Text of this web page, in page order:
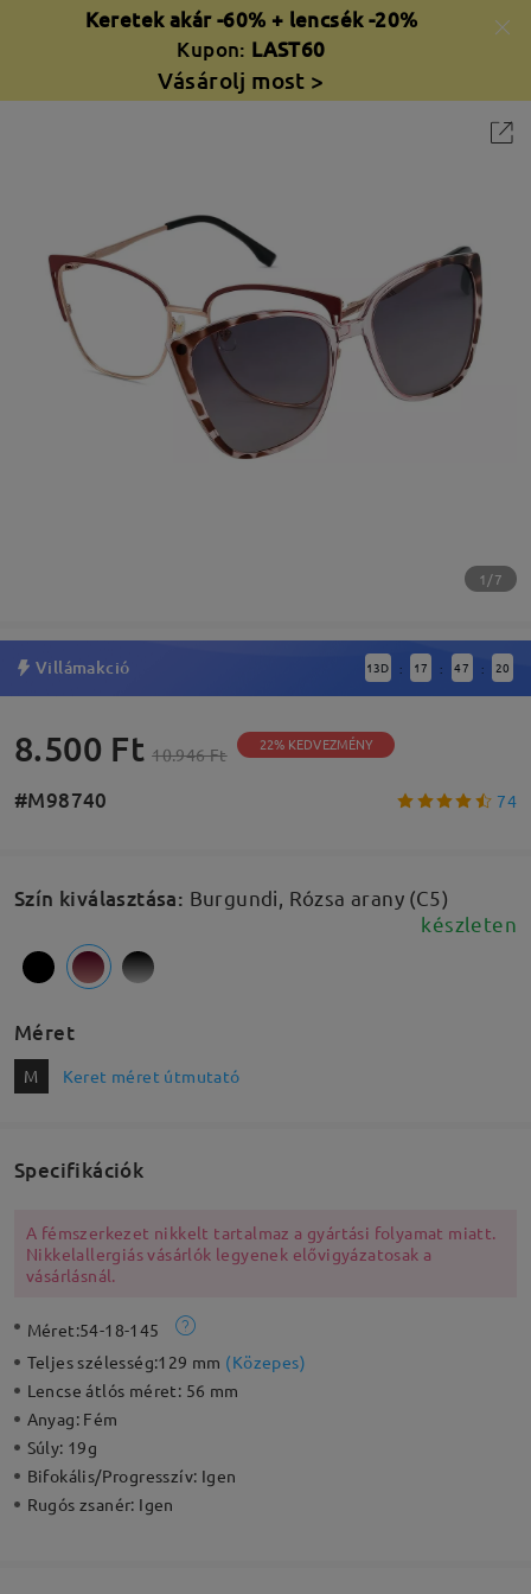
Keretek akár -60% + lencsék -20%
Kupon: LAST60
Vásárolj most >
1/7
Villámakció 13D : 17 : 47 : 19
8.500 Ft 10.946 Ft 22% KEDVEZMÉNY
#M98740 74
Szín kiválasztása: Burgundi, Rózsa arany (C5)
készleten
Méret
M Keret méret útmutató
Specifikációk
A fémszerkezet nikkelt tartalmaz a gyártási folyamat miatt.
Nikkelallergiás vásárlók legyenek elővigyázatosak a
vásárlásnál.
Méret:54-18-145
Teljes szélesség:129 mm (Közepes)
Lencse átlós méret: 56 mm
Anyag: Fém
Súly: 19g
Bifokális/Progresszív: Igen
Rugós zsanér: Igen